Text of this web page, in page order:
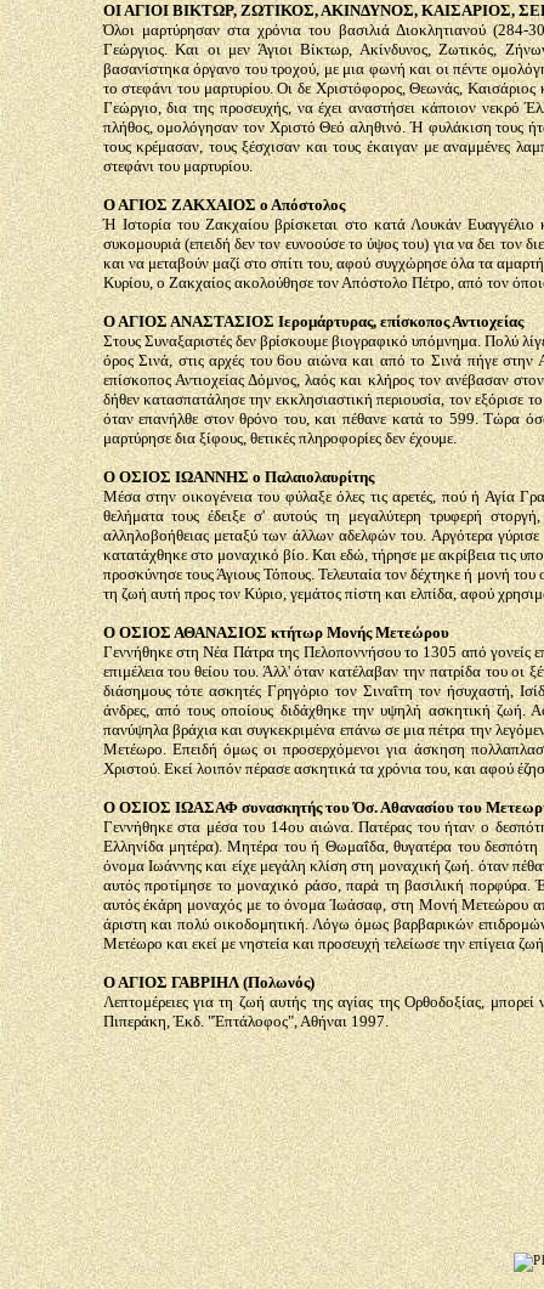
ΟΙ ΑΓΙΟΙ ΒΙΚΤΩΡ, ΖΩΤΙΚΟΣ, ΑΚΙΝΔΥΝΟΣ, ΚΑΙΣΑΡΙΟΣ,
Όλοι μαρτύρησαν στα χρόνια του βασιλιά Διοκλητιανού (284-
Γεώργιος. Και οι μεν Άγιοι Βίκτωρ, Ακίνδυνος, Ζωτικός,
βασανίστηκα όργανο του τροχού, με μια φωνή και οι πέντε
το στεφάνι του μαρτυρίου. Οι δε Χριστόφορος, Θεωνάς, Καισάριος
Γεώργιο, δια της προσευχής, να έχει αναστήσει κάποιον νεκρό
πλήθος, ομολόγησαν τον Χριστό Θεό αληθινό. Ή φυλάκιση τους
τους κρέμασαν, τους ξέσχισαν και τους έκαιγαν με αναμμένες
στεφάνι του μαρτυρίου.
Ο ΑΓΙΟΣ ΖΑΚΧΑΙΟΣ ο Απόστολος
Ή Ιστορία του Ζακχαίου βρίσκεται στο κατά Λουκάν
συκομουριά (επειδή δεν τον ευνοούσε το ύψος του) για να δει τον
και να μεταβούν μαζί στο σπίτι του, αφού συγχώρησε όλα τα
Κυρίου, ο Ζακχαίος ακολούθησε τον Απόστολο Πέτρο, από τον
Ο ΑΓΙΟΣ ΑΝΑΣΤΑΣΙΟΣ Ιερομάρτυρας, επίσκοπος Αντιοχείας
Στους Συναξαριστές δεν βρίσκουμε βιογραφικό υπόμνημα. Πολύ
όρος Σινά, στις αρχές του 6ου αιώνα και από το Σινά πήγε στην
επίσκοπος Αντιοχείας Δόμνος, λαός και κλήρος τον ανέβασαν
δήθεν κατασπατάλησε την εκκλησιαστική περιουσία, τον εξόρισε
όταν επανήλθε στον θρόνο του, και πέθανε κατά το 599. Τώρα
μαρτύρησε δια ξίφους, θετικές πληροφορίες δεν έχουμε.
Ο ΟΣΙΟΣ ΙΩΑΝΝΗΣ ο Παλαιολαυρίτης
Μέσα στην οικογένεια του φύλαξε όλες τις αρετές, πού ή Αγία
θελήματα τους έδειξε σ' αυτούς τη μεγαλύτερη τρυφερή
αλληλοβοήθειας μεταξύ των άλλων αδελφών του. Αργότερα
κατατάχθηκε στο μοναχικό βίο. Και εδώ, τήρησε με ακρίβεια τις
προσκύνησε τους Άγιους Τόπους. Τελευταία τον δέχτηκε ή μονή
τη ζωή αυτή προς τον Κύριο, γεμάτος πίστη και ελπίδα, αφού
Ο ΟΣΙΟΣ ΑΘΑΝΑΣΙΟΣ κτήτωρ Μονής Μετεώρου
Γεννήθηκε στη Νέα Πάτρα της Πελοποννήσου το 1305 από γονείς
επιμέλεια του θείου του. Άλλ' όταν κατέλαβαν την πατρίδα του
διάσημους τότε ασκητές Γρηγόριο τον Σιναΐτη τον ήσυχαστή,
άνδρες, από τους οποίους διδάχθηκε την υψηλή ασκητική ζωή.
πανύψηλα βράχια και συγκεκριμένα επάνω σε μια πέτρα την
Μετέωρο. Επειδή όμως οι προσερχόμενοι για άσκηση
Χριστού. Εκεί λοιπόν πέρασε ασκητικά τα χρόνια του, και αφού
Ο ΟΣΙΟΣ ΙΩΑΣΑΦ συνασκητής του Όσ. Αθανασίου του
Γεννήθηκε στα μέσα του 14ου αιώνα. Πατέρας του ήταν ο
Ελληνίδα μητέρα). Μητέρα του ή Θωμαΐδα, θυγατέρα του
όνομα Ιωάννης και είχε μεγάλη κλίση στη μοναχική ζωή. όταν
αυτός προτίμησε το μοναχικό ράσο, παρά τη βασιλική
αυτός έκάρη μοναχός με το όνομα Ίωάσαφ, στη Μονή Μετεώρου
άριστη και πολύ οικοδομητική. Λόγω όμως βαρβαρικών
Μετέωρο και εκεί με νηστεία και προσευχή τελείωσε την επίγεια
Ο ΑΓΙΟΣ ΓΑΒΡΙΗΛ (Πολωνός)
Λεπτομέρειες για τη ζωή αυτής της αγίας της Ορθοδοξίας,
Πιπεράκη, Έκδ. "Έπτάλοφος", Αθήναι 1997.